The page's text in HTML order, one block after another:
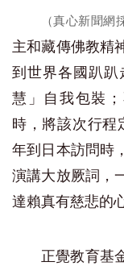
（真心新聞網
主和藏傳佛教精
到世界各國趴
慧」自我包裝
時，將該次行程
年到日本訪問時
演講大放厥詞，
達賴真有慈悲的
正覺教育基